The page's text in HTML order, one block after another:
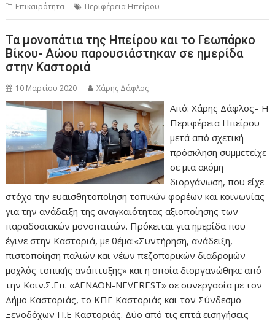
Επικαιρότητα Περιφέρεια Ηπείρου
Τα μονοπάτια της Ηπείρου και το Γεωπάρκο
Βίκου- Αώου παρουσιάστηκαν σε ημερίδα
στην Καστοριά
10 Μαρτίου 2020 Χάρης Δάφλος
Από: Χάρης Δάφλος– Η
Περιφέρεια Ηπείρου
μετά από σχετική
πρόσκληση συμμετείχε
σε μια ακόμη
διοργάνωση, που είχε
στόχο την ευαισθητοποίηση τοπικών φορέων και κοινωνίας
για την ανάδειξη της αναγκαιότητας αξιοποίησης των
παραδοσιακών μονοπατιών. Πρόκειται για ημερίδα που
έγινε στην Καστοριά, με θέμα:«Συντήρηση, ανάδειξη,
πιστοποίηση παλιών και νέων πεζοπορικών διαδρομών –
μοχλός τοπικής ανάπτυξης» και η οποία διοργανώθηκε από
την Κοιν.Σ.Επ. «ΑENAON-NEVEREST» σε συνεργασία με τον
Δήμο Καστοριάς, το ΚΠΕ Καστοριάς και τον Σύνδεσμο
Ξενοδόχων Π.Ε Καστοριάς. Δύο από τις επτά εισηγήσεις